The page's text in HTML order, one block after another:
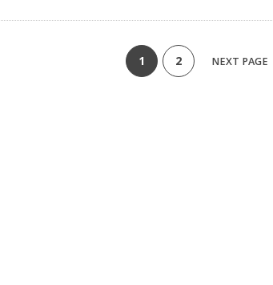
1 2 NEXT PAGE